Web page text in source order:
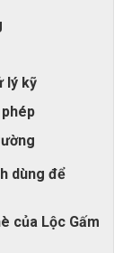
lý kỹ
dùng để
của Lộc Gấm